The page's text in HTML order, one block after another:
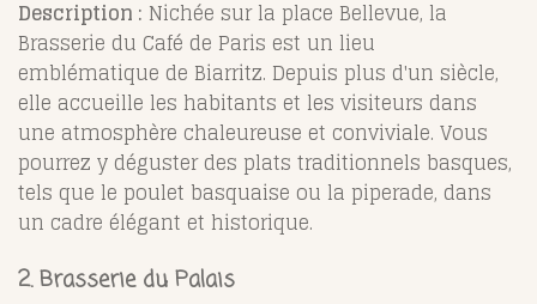
Description : Nichée sur la place Bellevue, la
Brasserie du Café de Paris est un lieu
emblématique de Biarritz. Depuis plus d'un siècle,
elle accueille les habitants et les visiteurs dans
une atmosphère chaleureuse et conviviale. Vous
pourrez y déguster des plats traditionnels basques,
tels que le poulet basquaise ou la piperade, dans
un cadre élégant et historique.
2. Brasserie du Palais